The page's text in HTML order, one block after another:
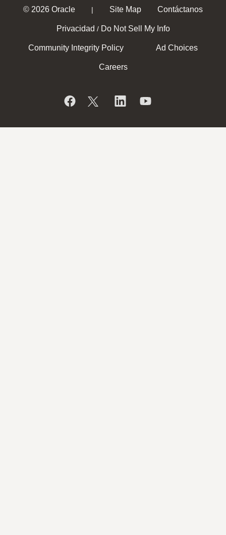
© 2026 Oracle | Site Map Contáctanos
Privacidad / Do Not Sell My Info
Community Integrity Policy Ad Choices
Careers